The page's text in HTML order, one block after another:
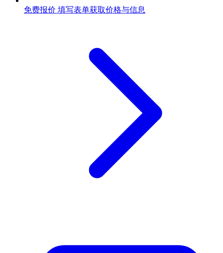
免费报价 填写表单获取价格与信息